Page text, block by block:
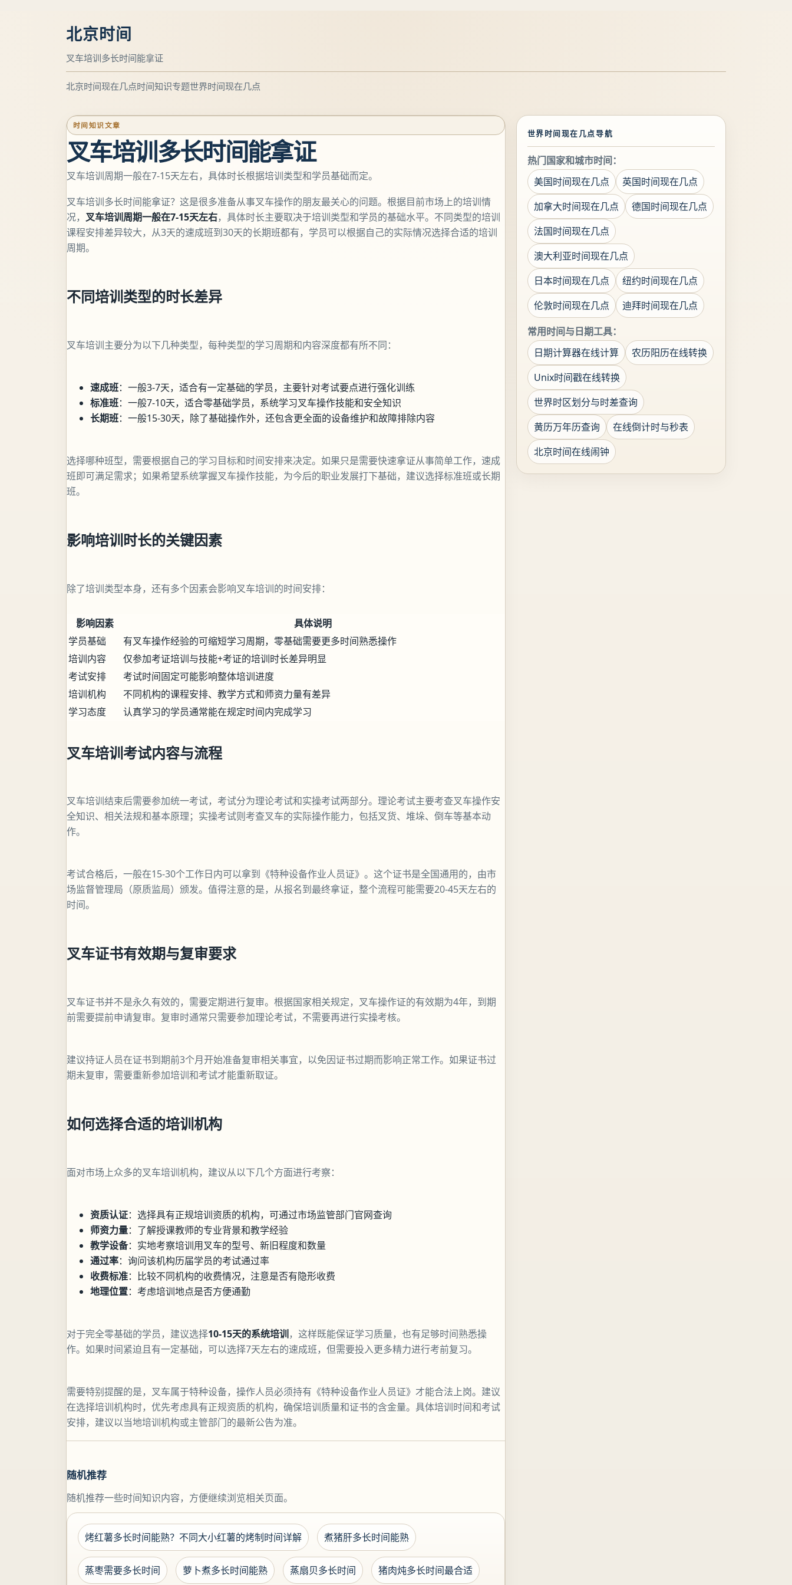
北京时间
叉车培训多长时间能拿证
北京时间现在几点时间知识专题世界时间现在几点
时间知识文章
叉车培训多长时间能拿证
叉车培训周期一般在7-15天左右，具体时长根据培训类型和学员基础而定。
叉车培训多长时间能拿证？这是很多准备从事叉车操作的朋友最关心的问题。根据目前市场上的培训情
况， 叉车培训周期一般在7-15天左右，具体时长主要取决于培训类型和学员的基础水平。不同类型的培训
课程安排差异较大，从3天的速成班到30天的长期班都有，学员可以根据自己的实际情况选择合适的培训
周期。
不同培训类型的时长差异
叉车培训主要分为以下几种类型，每种类型的学习周期和内容深度都有所不同：
速成班：一般3-7天，适合有一定基础的学员，主要针对考试要点进行强化训练
标准班：一般7-10天，适合零基础学员，系统学习叉车操作技能和安全知识
长期班：一般15-30天，除了基础操作外，还包含更全面的设备维护和故障排除内容
选择哪种班型，需要根据自己的学习目标和时间安排来决定。如果只是需要快速拿证从事简单工作，速成
班即可满足需求；如果希望系统掌握叉车操作技能，为今后的职业发展打下基础，建议选择标准班或长期
班。
影响培训时长的关键因素
除了培训类型本身，还有多个因素会影响叉车培训的时间安排：
影响因素
具体说明
学员基础
有叉车操作经验的可缩短学习周期，零基础需要更多时间熟悉操作
培训内容
仅参加考证培训与技能+考证的培训时长差异明显
考试安排
考试时间固定可能影响整体培训进度
培训机构
不同机构的课程安排、教学方式和师资力量有差异
学习态度
认真学习的学员通常能在规定时间内完成学习
叉车培训考试内容与流程
叉车培训结束后需要参加统一考试，考试分为理论考试和实操考试两部分。理论考试主要考查叉车操作安
全知识、相关法规和基本原理；实操考试则考查叉车的实际操作能力，包括叉货、堆垛、倒车等基本动
作。
考试合格后，一般在15-30个工作日内可以拿到《特种设备作业人员证》。这个证书是全国通用的，由市
场监督管理局（原质监局）颁发。值得注意的是，从报名到最终拿证，整个流程可能需要20-45天左右的
时间。
叉车证书有效期与复审要求
叉车证书并不是永久有效的，需要定期进行复审。根据国家相关规定，叉车操作证的有效期为4年，到期
前需要提前申请复审。复审时通常只需要参加理论考试，不需要再进行实操考核。
建议持证人员在证书到期前3个月开始准备复审相关事宜，以免因证书过期而影响正常工作。如果证书过
期未复审，需要重新参加培训和考试才能重新取证。
如何选择合适的培训机构
面对市场上众多的叉车培训机构，建议从以下几个方面进行考察：
资质认证：选择具有正规培训资质的机构，可通过市场监管部门官网查询
师资力量：了解授课教师的专业背景和教学经验
教学设备：实地考察培训用叉车的型号、新旧程度和数量
通过率：询问该机构历届学员的考试通过率
收费标准：比较不同机构的收费情况，注意是否有隐形收费
地理位置：考虑培训地点是否方便通勤
对于完全零基础的学员，建议选择10-15天的系统培训 ，这样既能保证学习质量，也有足够时间熟悉操
作。如果时间紧迫且有一定基础，可以选择7天左右的速成班，但需要投入更多精力进行考前复习。
需要特别提醒的是，叉车属于特种设备，操作人员必须持有《特种设备作业人员证》才能合法上岗。建议
在选择培训机构时，优先考虑具有正规资质的机构，确保培训质量和证书的含金量。具体培训时间和考试
安排，建议以当地培训机构或主管部门的最新公告为准。
随机推荐
随机推荐一些时间知识内容，方便继续浏览相关页面。
烤红薯多长时间能熟？不同大小红薯的烤制时间详解 煮猪肝多长时间能熟
蒸枣需要多长时间 萝卜煮多长时间能熟 蒸扇贝多长时间 猪肉炖多长时间最合适
世界时间现在几点导航
热门国家和城市时间：
美国时间现在几点
英国时间现在几点
加拿大时间现在几点
德国时间现在几点
法国时间现在几点
澳大利亚时间现在几点
日本时间现在几点
纽约时间现在几点
伦敦时间现在几点
迪拜时间现在几点
常用时间与日期工具：
日期计算器在线计算
农历阳历在线转换
Unix时间戳在线转换
世界时区划分与时差查询
黄历万年历查询
在线倒计时与秒表
北京时间在线闹钟